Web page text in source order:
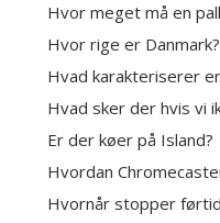
Hvor meget må en
Hvor rige er Danmark?
Hvad karakteriserer
Hvad sker der hvis vi
Er der køer på Island?
Hvordan
Hvornår stopper